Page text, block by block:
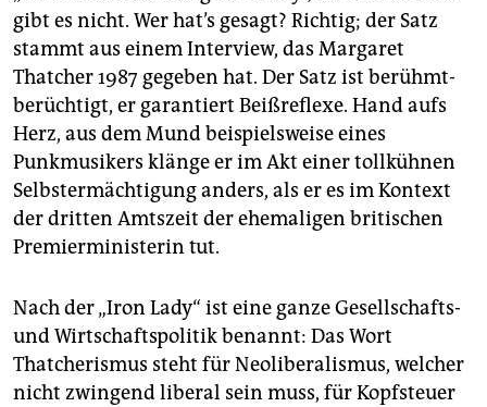
genossenschaft
epaper login
gibt es nicht. Wer hat’s gesagt? Richtig; der Satz
stammt aus einem Interview, das Margaret
Thatcher 1987 gegeben hat. Der Satz ist berühmt-
berüchtigt, er garantiert Beißreflexe. Hand aufs
Herz, aus dem Mund beispielsweise eines
Punkmusikers klänge er im Akt einer tollkühnen
Selbstermächtigung anders, als er es im Kontext
der dritten Amtszeit der ehemaligen britischen
Premierministerin tut.
Nach der „Iron Lady“ ist eine ganze Gesellschafts-
und Wirtschaftspolitik benannt: Das Wort
Thatcherismus steht für Neoliberalismus, welcher
nicht zwingend liberal sein muss, für Kopfsteuer